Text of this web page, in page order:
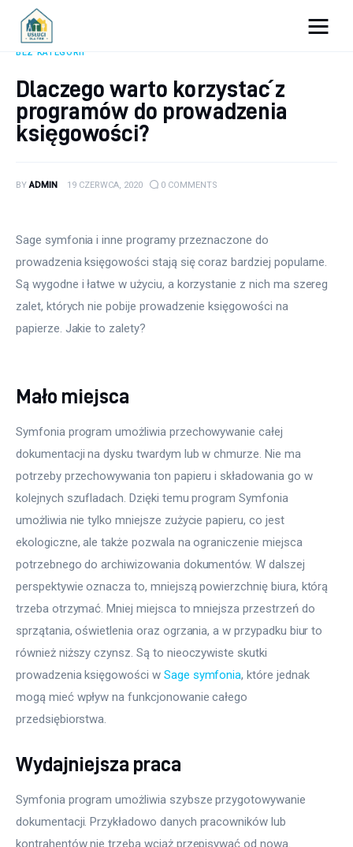
Prowadzenie firmy
Urządzanie biura
Atrakcje
Prawo
Pozostałe
BEZ KATEGORII
Dlaczego warto korzystać z
programów do prowadzenia
księgowości?
BY ADMIN 19 CZERWCA, 2020 0 COMMENTS
Sage symfonia i inne programy przeznaczone do
prowadzenia księgowości stają się coraz bardziej popularne.
Są wygodne i łatwe w użyciu, a korzystanie z nich ma szereg
zalet, których nie pobije prowadzenie księgowości na
papierze. Jakie to zalety?
Mało miejsca
Symfonia program umożliwia przechowywanie całej
dokumentacji na dysku twardym lub w chmurze. Nie ma
potrzeby przechowywania ton papieru i składowania go w
kolejnych szufladach. Dzięki temu program Symfonia
umożliwia nie tylko mniejsze zużycie papieru, co jest
ekologiczne, ale także pozwala na ograniczenie miejsca
potrzebnego do archiwizowania dokumentów. W dalszej
perspektywie oznacza to, mniejszą powierzchnię biura, którą
trzeba otrzymać. Mniej miejsca to mniejsza przestrzeń do
sprzątania, oświetlenia oraz ogrzania, a w przypadku biur to
również niższy czynsz. Są to nieoczywiste skutki
prowadzenia księgowości w Sage symfonia, które jednak
mogą mieć wpływ na funkcjonowanie całego
przedsiębiorstwa.
Wydajniejsza praca
Symfonia program umożliwia szybsze przygotowywanie
dokumentacji. Przykładowo danych pracowników lub
kontrahentów nie trzeba wciąż przepisywać od nowa.